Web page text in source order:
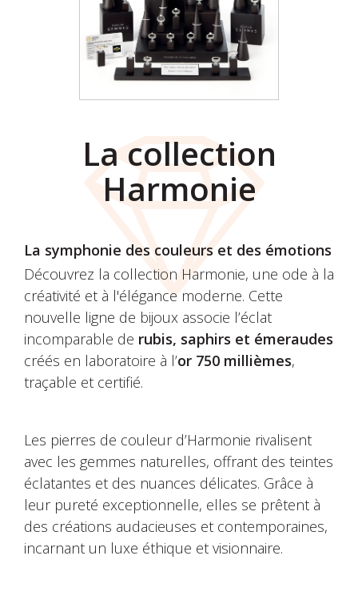
La collection
Harmonie
La symphonie des couleurs et des émotions
Découvrez la collection Harmonie, une ode à la
créativité et à l'élégance moderne. Cette
nouvelle ligne de bijoux associe l’éclat
incomparable de rubis, saphirs et émeraudes
créés en laboratoire à l’or 750 millièmes,
traçable et certifié.
Les pierres de couleur d’Harmonie rivalisent
avec les gemmes naturelles, offrant des teintes
éclatantes et des nuances délicates. Grâce à
leur pureté exceptionnelle, elles se prêtent à
des créations audacieuses et contemporaines,
incarnant un luxe éthique et visionnaire.